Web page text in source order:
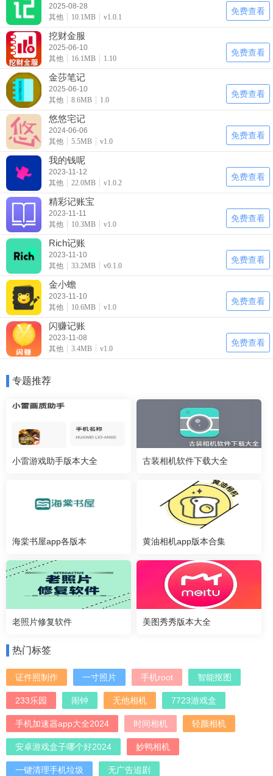
2025-08-28
其他
10.1MB v1.0.1
免费查看
挖财金服
2025-06-10
其他
16.1MB 1.10
免费查看
金莎笔记
2025-06-10
其他
8.6MB 1.0
免费查看
悠悠宅记
2024-06-06
其他
5.5MB v1.0
免费查看
我的钱呢
2023-11-12
其他
22.0MB v1.0.2
免费查看
精彩记账宝
2023-11-11
其他
10.3MB v1.0
免费查看
Rich记账
2023-11-10
其他
33.2MB v0.1.0
免费查看
金小蟾
2023-11-10
其他
10.6MB v1.0
免费查看
闪赚记账
2023-11-08
其他
3.4MB v1.0
免费查看
专题推荐
小雷游戏助手版本大全 古装相机软件下载大全
海棠书屋app各版本 黄油相机app版本合集
老照片修复软件 美图秀秀版本大全
热门标签
证件照制作 一寸照片 手机root 智能抠图
233乐园 闹钟 无他相机 7723游戏盒
手机加速器app大全2024 时间相机 轻颜相机
安卓游戏盒子哪个好2024 妙鸭相机
一键清理手机垃圾 无广告追剧